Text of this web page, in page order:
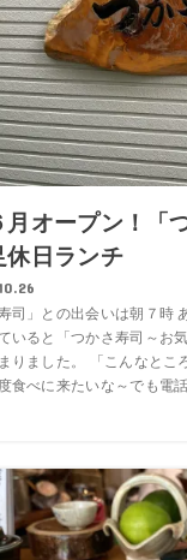
月オープン！「
休日ランチ
司」との出会いは朝７時
いると「つかさ寿司～お
りました。 「こんなとこ
食べに来たいな～でも電